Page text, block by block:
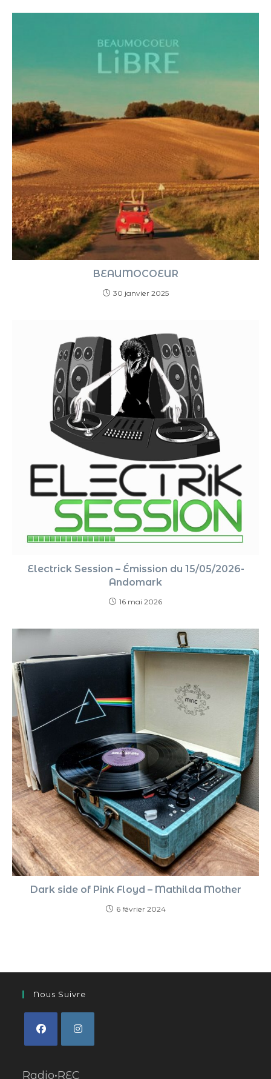
BEAUMOCOEUR
30 janvier 2025
Electrick Session – Émission du 15/05/2026-
Andomark
16 mai 2026
Dark side of Pink Floyd – Mathilda Mother
6 février 2024
Nous Suivre
Radio•REC